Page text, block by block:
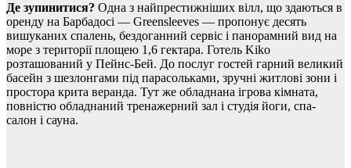
Де зупинитися? Одна з найпрестижніших вілл, що здаються в
оренду на Барбадосі — Greensleeves — пропонує десять
вишуканих спалень, бездоганний сервіс і панорамний вид на
море з території площею 1,6 гектара. Готель Kiko
розташований у Пейнс-Бей. До послуг гостей гарний великий
басейн з шезлонгами під парасольками, зручні житлові зони і
простора крита веранда. Тут же обладнана ігрова кімната,
повністю обладнаний тренажерний зал і студія йоги, спа-
салон і сауна.